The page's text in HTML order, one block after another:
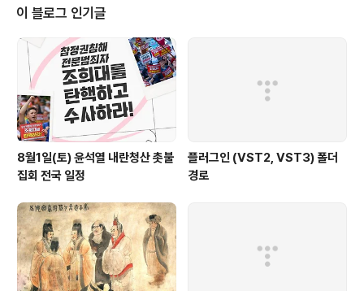
으로 들여다보고 있습니다. 김필준 기자입니다. [기자]검찰이 지난 월요일 이유
정 전 헌법재판관 후보자의 변호사 사무실 등 4곳..
이 블로그 인기글
8월1일(토) 윤석열 내란청산 촛불
집회 전국 일정
플러그인 (VST2, VST3) 폴더
경로